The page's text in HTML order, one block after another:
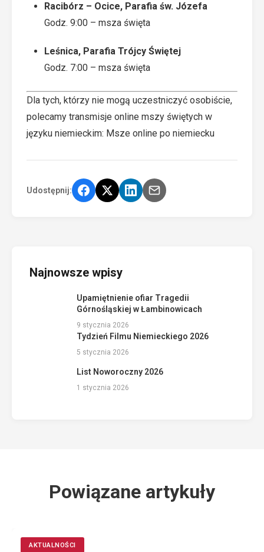
Racibórz – Ocice, Parafia św. Józefa
Godz. 9:00 – msza święta
Leśnica, Parafia Trójcy Świętej
Godz. 7:00 – msza święta
Dla tych, którzy nie mogą uczestniczyć osobiście,
polecamy transmisje online mszy świętych w
języku niemieckim: Msze online po niemiecku
Udostępnij:
Najnowsze wpisy
Upamiętnienie ofiar Tragedii
Górnośląskiej w Łambinowicach
9 stycznia 2026
Tydzień Filmu Niemieckiego 2026
5 stycznia 2026
List Noworoczny 2026
1 stycznia 2026
Powiązane artykuły
AKTUALNOŚCI